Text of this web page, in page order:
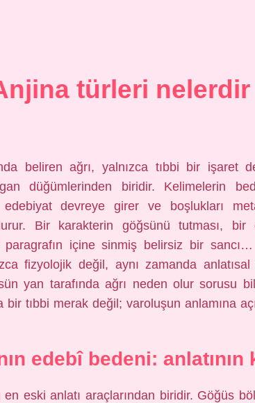
türleri nelerdir
beliren ağrı, yalnızca tıbbi bir işaret
düğümlerinden biridir. Kelimelerin
devreye girer ve boşlukları
Bir karakterin göğsünü tutması, bir
içine sinmiş belirsiz bir
fizyolojik değil, aynı zamanda
yan tarafında ağrı neden olur sorusu
bir tıbbi merak değil; varoluşun anlamına
edebî bedeni: anlatının
en eski anlatı araçlarından biridir. Göğüs